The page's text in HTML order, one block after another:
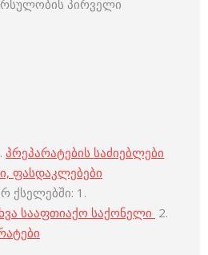
პირველი
პრეპარატების საძიებლები
ფასდაკლებები
ქსელებში: 1.
სააფთიაქო საქონელი 2.